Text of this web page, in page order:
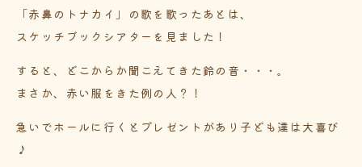
「赤鼻のトナカイ」の歌を歌ったあとは、
スケッチブックシアターを見ました！
すると、どこからか聞こえてきた鈴の音・・・。
まさか、赤い服をきた例の人？！
急いでホールに行くとプレゼントがあり子ども達は大喜び
♪